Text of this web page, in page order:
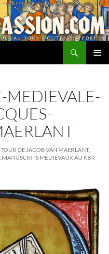
MEDIEVALE-
DE JACOB VAN MAERLANT,
MÉDIÉVAUX AU KBR